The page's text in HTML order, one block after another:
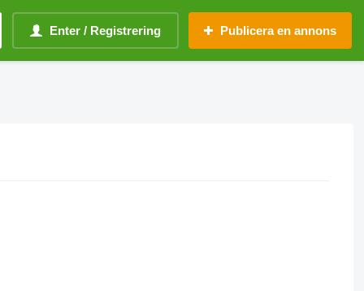
Enter / Registrering Publicera en annons